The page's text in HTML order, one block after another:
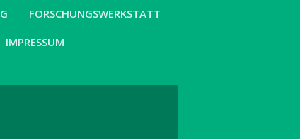
FORSCHUNGSWERKSTATT
IMPRESSUM